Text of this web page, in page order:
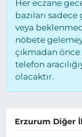
Her eczane
bazıları
veya
nöbete
çıkmadan
telefon
olacaktır.
Erzurum Diğer